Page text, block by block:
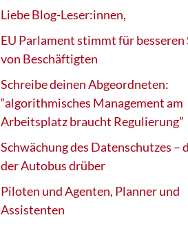
Liebe Blog-Leser:innen,
EU Parlament stimmt für besseren
von Beschäftigten
Schreibe deinen Abgeordneten:
“algorithmisches Management am
Arbeitsplatz braucht Regulierung”
Schwächung des Datenschutzes –
der Autobus drüber
Piloten und Agenten, Planner und
Assistenten